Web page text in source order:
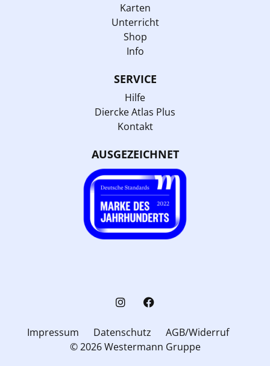
Karten
Unterricht
Shop
Info
SERVICE
Hilfe
Diercke Atlas Plus
Kontakt
AUSGEZEICHNET
Impressum Datenschutz
AGB/Widerruf
© 2026 Westermann Gruppe